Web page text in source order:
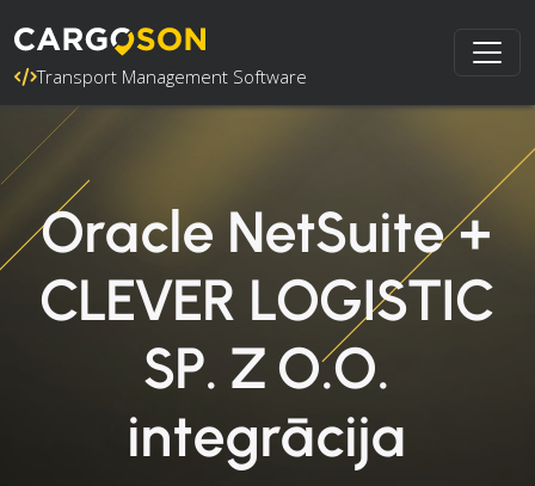
Transport Management Software
Oracle NetSuite +
CLEVER LOGISTIC
SP. Z O.O.
integrācija